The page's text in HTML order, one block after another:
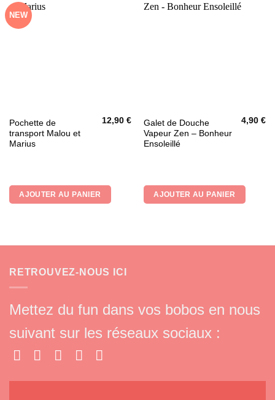
sur
la
NEW
Pochette de
transport Malou et
Marius
12,90€
AJOUTER AU PANIER
Galet de Douche
Vapeur Zen – Bonheur
Ensoleillé
4,90€
AJOUTER AU PANIER
RETROUVEZ-NOUS ICI
Mettez du fun dans vos bobos en nous
suivant sur les réseaux sociaux :